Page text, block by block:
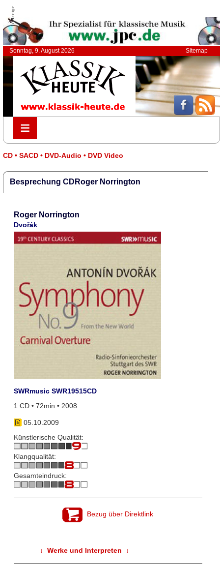
Anzeige
Sonntag, 9. August 2026 Sitemap
≡
≡
CD • SACD • DVD-Audio • DVD Video
Besprechung CDRoger Norrington
Roger Norrington
Dvořák
SWRmusic SWR19515CD
1 CD • 72min • 2008
05.10.2009
Künstlerische Qualität:
Klangqualität:
Gesamteindruck:
Bezug über Direktlink
↓ Werke und Interpreten ↓